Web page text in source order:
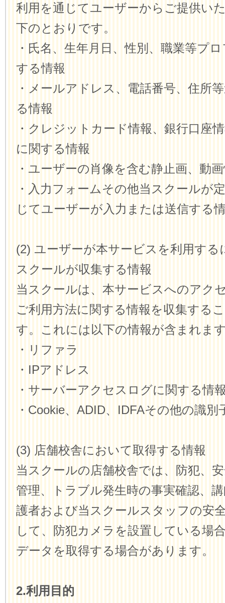
利用を通じてユーザーからご提供い
下のとおりです。
・氏名、生年月日、性別、職業等プ
する情報
・メールアドレス、電話番号、住所
る情報
・クレジットカード情報、銀行口座
に関する情報
・ユーザーの肖像を含む静止画、動
・入力フォームその他当スクールが
じてユーザーが入力または送信する
(2) ユーザーが本サービスを利用する
スクールが収集する情報
当スクールは、本サービスへのアク
ご利用方法に関する情報を収集する
す。これには以下の情報が含まれま
・リファラ
・IPアドレス
・サーバーアクセスログに関する情
・Cookie、ADID、IDFAその他の識別
(3) 店舗校舎において取得する情報
当スクールの店舗校舎では、防犯、
管理、トラブル発生時の事実確認、
護者および当スクールスタッフの安
して、防犯カメラを設置している場
データを取得する場合があります。
2.利用目的